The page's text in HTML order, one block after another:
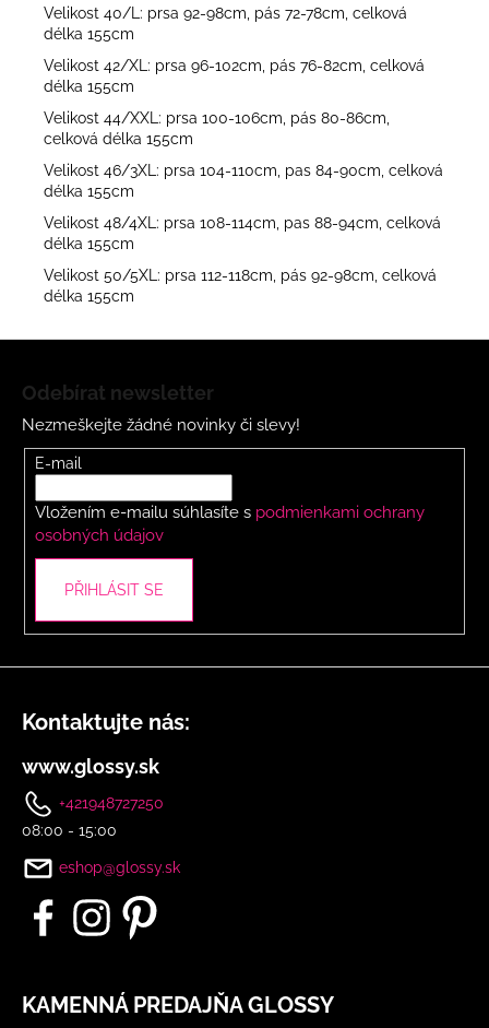
Velikost 40/L: prsa 92-98cm, pás 72-78cm, celková
délka 155cm
Velikost 42/XL: prsa 96-102cm, pás 76-82cm, celková
délka 155cm
Velikost 44/XXL: prsa 100-106cm, pás 80-86cm,
celková délka 155cm
Velikost 46/3XL: prsa 104-110cm, pas 84-90cm, celková
délka 155cm
Velikost 48/4XL: prsa 108-114cm, pas 88-94cm, celková
délka 155cm
Velikost 50/5XL: prsa 112-118cm, pás 92-98cm, celková
délka 155cm
Odebírat newsletter
Nezmeškejte žádné novinky či slevy!
E-mail
Vložením e-mailu súhlasíte s podmienkami ochrany
osobných údajov
PŘIHLÁSIT SE
Kontaktujte nás:
www.glossy.sk
+421948727250
08:00 - 15:00
eshop@glossy.sk
KAMENNÁ PREDAJŇA GLOSSY